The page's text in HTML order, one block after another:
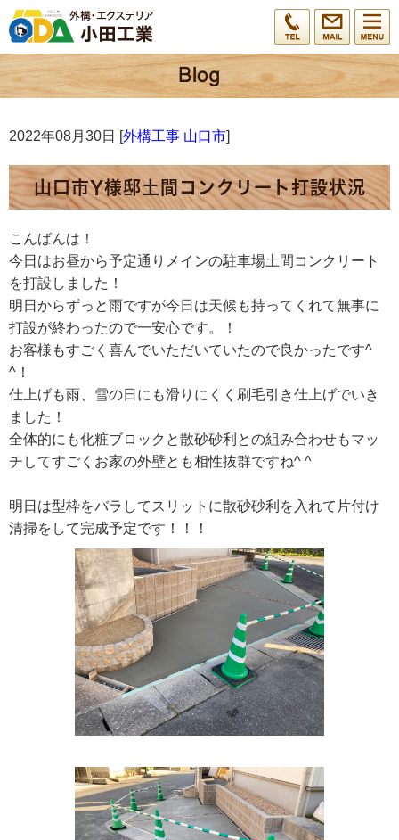
2022年08月30日 [外構工事 山口市]
山口市Y様邸土間コンクリート打設状況
こんばんは！
今日はお昼から予定通りメインの駐車場土間コンクリート
を打設しました！
明日からずっと雨ですが今日は天候も持ってくれて無事に
打設が終わったので一安心です。！
お客様もすごく喜んでいただいていたので良かったです^
^！
仕上げも雨、雪の日にも滑りにくく刷毛引き仕上げでいき
ました！
全体的にも化粧ブロックと散砂砂利との組み合わせもマッ
チしてすごくお家の外壁とも相性抜群ですね^ ^
明日は型枠をバラしてスリットに散砂砂利を入れて片付け
清掃をして完成予定です！！！